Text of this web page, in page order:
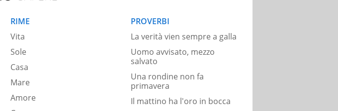
RIME
Vita
Sole
Casa
Mare
Amore
PROVERBI
La verità vien sempre a galla
Uomo avvisato, mezzo
salvato
Una rondine non fa
primavera
Il mattino ha l'oro in bocca